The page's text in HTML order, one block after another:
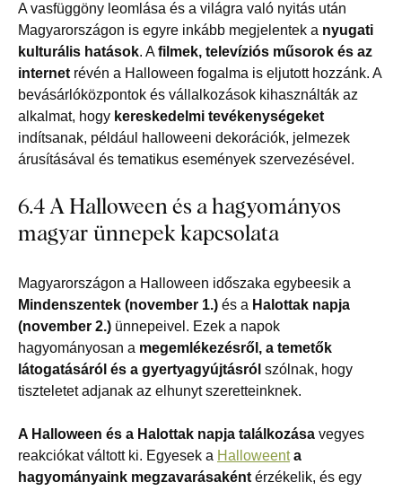
A vasfüggöny leomlása és a világra való nyitás után
Magyarországon is egyre inkább megjelentek a nyugati
kulturális hatások. Afilmek, televíziós műsorok és az
internetrévén a Halloween fogalma is eljutott hozzánk. A
bevásárlóközpontok és vállalkozások kihasználták az
alkalmat, hogy kereskedelmi tevékenységeket
indítsanak, például halloweeni dekorációk, jelmezek
árusításával és tematikus események szervezésével.
6.4 A Halloween és a hagyományos
magyar ünnepek kapcsolata
Magyarországon a Halloween időszaka egybeesik a
Mindenszentek (november 1.) és a Halottak napja
(november 2.) ünnepeivel. Ezek a napok
hagyományosan a megemlékezésről, a temetők
látogatásáról és a gyertyagyújtásról szólnak, hogy
tiszteletet adjanak az elhunyt szeretteinknek.
A Halloween és a Halottak napja találkozása vegyes
reakciókat váltott ki. Egyesek a Halloweent a
hagyományaink megzavarásakéntérzékelik, és egy